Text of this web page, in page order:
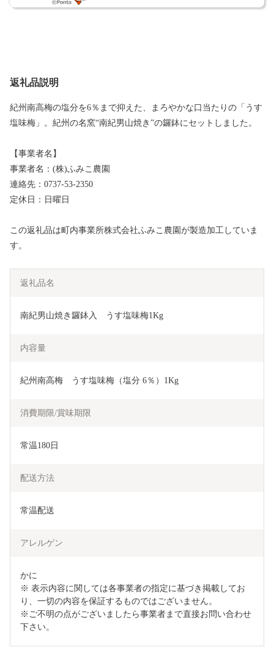
返礼品説明
紀州南高梅の塩分を6％まで抑えた、まろやかな口当たりの「うす
塩味梅」。紀州の名窯“南紀男山焼き”の鑼鉢にセットしました。
【事業者名】
事業者名：(株)ふみこ農園
連絡先：0737-53-2350
定休日：日曜日
この返礼品は町内事業所株式会社ふみこ農園が製造加工していま
す。
返礼品名
南紀男山焼き鑼鉢入　うす塩味梅1Kg
内容量
紀州南高梅　うす塩味梅（塩分 6％）1Kg
消費期限/賞味期限
常温180日
配送方法
常温配送
アレルゲン
かに
※ 表示内容に関しては各事業者の指定に基づき掲載してお
り、一切の内容を保証するものではございません。
※ご不明の点がございましたら事業者まで直接お問い合わせ
下さい。